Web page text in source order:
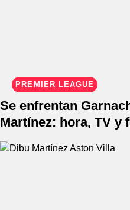
PREMIER LEAGUE
Se enfrentan
Martínez: hora, TV y